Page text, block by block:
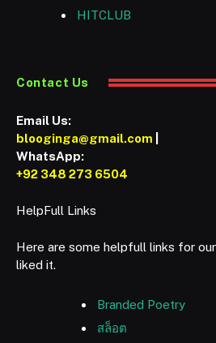
HITCLUB
Contact Us
Email Us:
blooginga@gmail.com
WhatsApp:
+92 348 273 6504
HelpFull Links
Here are some helpfull links for
liked it.
Branded Poetry
สล็อต